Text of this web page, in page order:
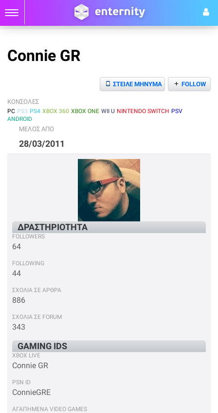
Connie GR
+ FOLLOW
ΣΤΕΙΛΕ ΜΗΝΥΜΑ
ΚΟΝΣΟΛΕΣ
PC PS3 PS4 XBOX 360 XBOX ONE WII U NINTENDO SWITCH PSV
ANDROID
ΜΕΛΟΣ ΑΠΟ
28/03/2011
ΔΡΑΣΤΗΡΙΟΤΗΤΑ
FOLLOWERS
64
FOLLOWING
44
ΣΧΟΛΙΑ ΣΕ ΑΡΘΡΑ
886
ΣΧΟΛΙΑ ΣΕ FORUM
343
GAMING IDS
XBOX LIVE
Connie GR
PSN ID
ConnieGRE
ΑΓΑΠΗΜΕΝΑ VIDEO GAMES